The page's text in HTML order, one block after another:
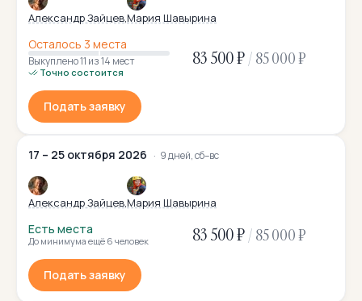
Александр Зайцев Мария Шавырина
Осталось 3 места
Выкуплено 11 из 14 мест
Точно состоится
83 500 ₽/85 000 ₽
Подать заявку
17 – 25 октября 2026 9 дней, сб–вс
Александр Зайцев Мария Шавырина
Есть места
До минимума ещё 6 человек 83 500 ₽/85 000 ₽
Подать заявку